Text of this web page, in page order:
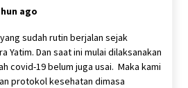
Ramadhan Istimewa Menyambut Idul
H di Suara Yatim
ago
ago
sudah rutin berjalan sejak
Yatim. Dan saat ini mulai dilaksanakan
covid-19 belum juga usai. Maka kami
protokol kesehatan dimasa